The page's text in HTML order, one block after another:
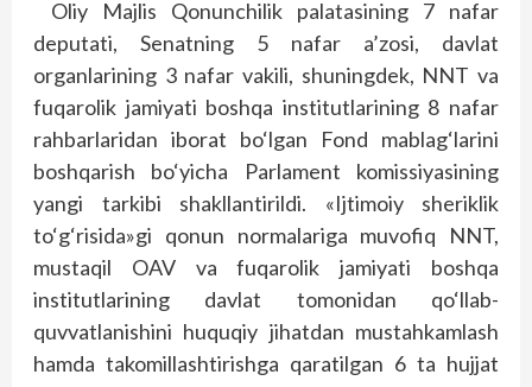
Oliy Majlis Qonunchilik palatasining 7 nafar
deputati, Senatning 5 nafar a’zosi, davlat
organlarining 3 nafar vakili, shuningdek, NNT va
fuqarolik jamiyati boshqa institutlarining 8 nafar
rahbarlaridan iborat bo‘lgan Fond mablag‘larini
boshqarish bo‘yicha Parlament komissiyasining
yangi tarkibi shakllantirildi. «Ijtimoiy sheriklik
to‘g‘risida»gi qonun normalariga muvofiq NNT,
mustaqil OAV va fuqarolik jamiyati boshqa
institutlarining davlat tomonidan qo‘llab-
quvvatlanishini huquqiy jihatdan mustahkamlash
hamda takomillashtirishga qaratilgan 6 ta hujjat